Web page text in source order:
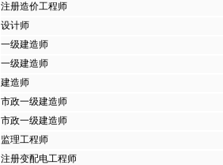
注册造价工程师
设计师
一级建造师
一级建造师
建造师
市政一级建造师
市政一级建造师
监理工程师
注册变配电工程师